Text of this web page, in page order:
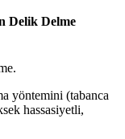
Delik Delme
yöntemini (tabanca
hassasiyetli,